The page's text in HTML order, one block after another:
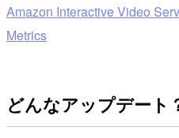
Amazon Interactive Video
Metrics
どんなアップデート